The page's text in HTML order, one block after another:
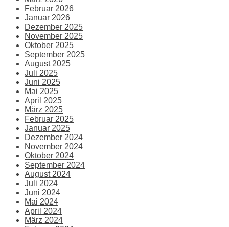
Februar 2026
Januar 2026
Dezember 2025
November 2025
Oktober 2025
September 2025
August 2025
Juli 2025
Juni 2025
Mai 2025
April 2025
März 2025
Februar 2025
Januar 2025
Dezember 2024
November 2024
Oktober 2024
September 2024
August 2024
Juli 2024
Juni 2024
Mai 2024
April 2024
März 2024